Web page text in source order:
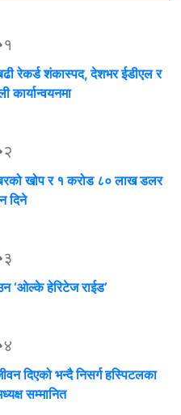
१
रेकर्ड शंकास्पद, देशभर ईडीएल र
कार्यान्वयनमा
२
खोप र १ करोड ८० लाख डलर
दिने
३
‘ओल्के हेरिटेज राईड’
४
दिएको भन्दै निसर्ग हस्पिटलका
सम्मानित